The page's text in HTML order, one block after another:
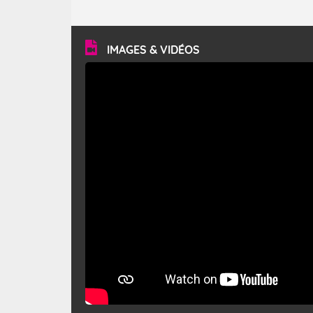
vitesse moyenne de 50 km/h et atteindre 80 à 100 km/h
en rafales, parfois davantage. Il parcourt la basse vallée
du Rhône et la Provence et envahit le littoral
méditerranéen à partir de la Camargue.
IMAGES & VIDÉOS